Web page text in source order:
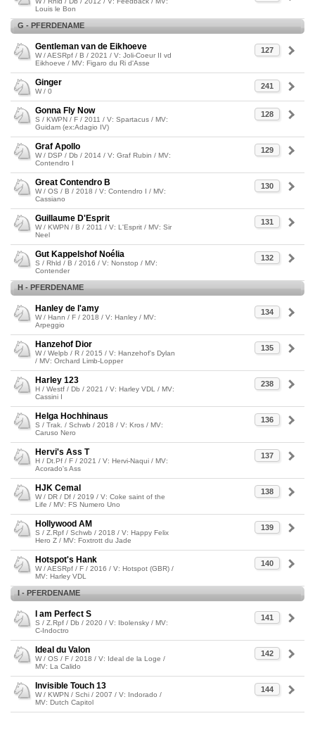
Louis le Bon
G - PFERDENAME
127
Gentleman van de Eikhoeve
W / AESRpf / B / 2021 / V: Joli-Coeur II vd
Eikhoeve / MV: Figaro du Ri d'Asse
241
Ginger
W / 0
128
Gonna Fly Now
S / KWPN / F / 2011 / V: Spartacus / MV:
Guidam (ex:Adagio IV)
129
Graf Apollo
W / DSP / Db / 2014 / V: Graf Rubin / MV:
Contendro I
130
Great Contendro B
W / OS / B / 2018 / V: Contendro I / MV:
Cassiano
131
Guillaume D'Esprit
W / KWPN / B / 2011 / V: L'Esprit / MV: Sir
Neel
132
Gut Kappelshof Noélia
S / Rhld / B / 2016 / V: Nonstop / MV:
Contender
H - PFERDENAME
134
Hanley de l'amy
W / Hann / F / 2018 / V: Hanley / MV:
Arpeggio
135
Hanzehof Dior
W / Welpb / R / 2015 / V: Hanzehof's Dylan
/ MV: Orchard Limb-Lopper
238
Harley 123
H / Westf / Db / 2021 / V: Harley VDL / MV:
Cassini I
136
Helga Hochhinaus
S / Trak. / Schwb / 2018 / V: Kros / MV:
Caruso Nero
137
Hervi's Ass T
H / Dt.Pf / F / 2021 / V: Hervi-Naqui / MV:
Acorado's Ass
138
HJK Cemal
W / DR / Df / 2019 / V: Coke saint of the
Life / MV: FS Numero Uno
139
Hollywood AM
S / Z.Rpf / Schwb / 2018 / V: Happy Felix
Hero Z / MV: Foxtrott du Jade
140
Hotspot's Hank
W / AESRpf / F / 2016 / V: Hotspot (GBR) /
MV: Harley VDL
I - PFERDENAME
141
I am Perfect S
S / Z.Rpf / Db / 2020 / V: Ibolensky / MV:
C-Indoctro
142
Ideal du Valon
W / OS / F / 2018 / V: Ideal de la Loge /
MV: La Calido
144
Invisible Touch 13
W / KWPN / Schi / 2007 / V: Indorado /
MV: Dutch Capitol